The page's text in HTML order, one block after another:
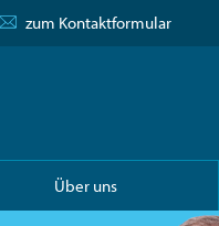
zum Kontaktformular
Über uns